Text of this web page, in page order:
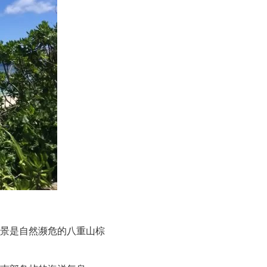
是自然濒危的八重山棕